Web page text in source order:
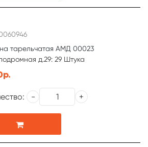
тарельчатая АМД 00023
д.29: 29 Штука